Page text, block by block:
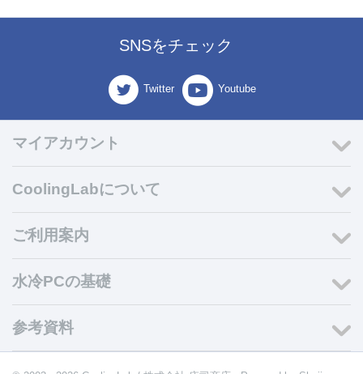
SNSをチェック
Twitter Youtube
マイアカウント
CoolingLabについて
ご利用案内
水冷PCの基礎
参考資料